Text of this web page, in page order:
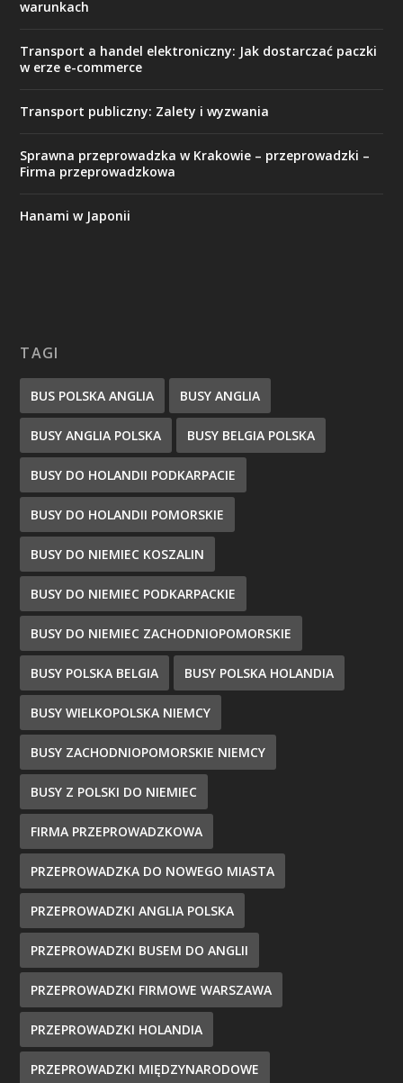
warunkach
Transport a handel elektroniczny: Jak dostarczać paczki
w erze e-commerce
Transport publiczny: Zalety i wyzwania
Sprawna przeprowadzka w Krakowie – przeprowadzki –
Firma przeprowadzkowa
Hanami w Japonii
TAGI
BUS POLSKA ANGLIA BUSY ANGLIA
BUSY ANGLIA POLSKA BUSY BELGIA POLSKA
BUSY DO HOLANDII PODKARPACIE
BUSY DO HOLANDII POMORSKIE
BUSY DO NIEMIEC KOSZALIN
BUSY DO NIEMIEC PODKARPACKIE
BUSY DO NIEMIEC ZACHODNIOPOMORSKIE
BUSY POLSKA BELGIA BUSY POLSKA HOLANDIA
BUSY WIELKOPOLSKA NIEMCY
BUSY ZACHODNIOPOMORSKIE NIEMCY
BUSY Z POLSKI DO NIEMIEC
FIRMA PRZEPROWADZKOWA
PRZEPROWADZKA DO NOWEGO MIASTA
PRZEPROWADZKI ANGLIA POLSKA
PRZEPROWADZKI BUSEM DO ANGLII
PRZEPROWADZKI FIRMOWE WARSZAWA
PRZEPROWADZKI HOLANDIA
PRZEPROWADZKI MIĘDZYNARODOWE